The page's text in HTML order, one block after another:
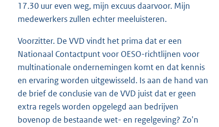
17.30 uur even weg, mijn excuus daarvoor. Mijn
medewerkers zullen echter meeluisteren.
Voorzitter. De VVD vindt het prima dat er een
Nationaal Contactpunt voor OESO-richtlijnen voor
multinationale ondernemingen komt en dat kennis
en ervaring worden uitgewisseld. Is aan de hand van
de brief de conclusie van de VVD juist dat er geen
extra regels worden opgelegd aan bedrijven
bovenop de bestaande wet- en regelgeving? Zo'n